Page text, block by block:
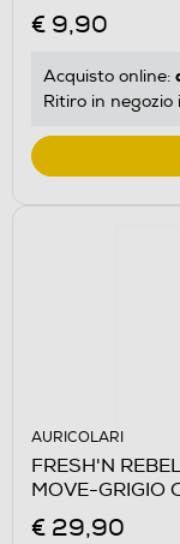
€ 9,90
Acquisto online:
Ritiro in
AURICOLARI
FRESH'N
MOVE-GRIGIO
€ 29,90